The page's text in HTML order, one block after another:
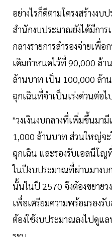
อย่างไรก็ดีตามโครงสร้างง
สำนักงบประมาณยังได้มีการ
กลางรายการสำรองจ่ายเพื่
เดิมกำหนดไว้ที่ 90,000 ล้
ล้านบาท เป็น 100,000 ล้า
ฉุกเฉินที่จำเป็นเร่งด่วนต่อไ
"วงเงินงบกลางที่เพิ่มขึ้นมา
1,000 ล้านบาท ส่วนใหญ่จ
ฉุกเฉิน และรองรับเอลนีโญ
ในปีงบประมาณที่ผ่านมางบ
นั้นในปี 2570 จึงต้องขยายว
เพื่อเตรียมความพร้อมรอง
ต้องใช้งบประมาณลงไปดูแ